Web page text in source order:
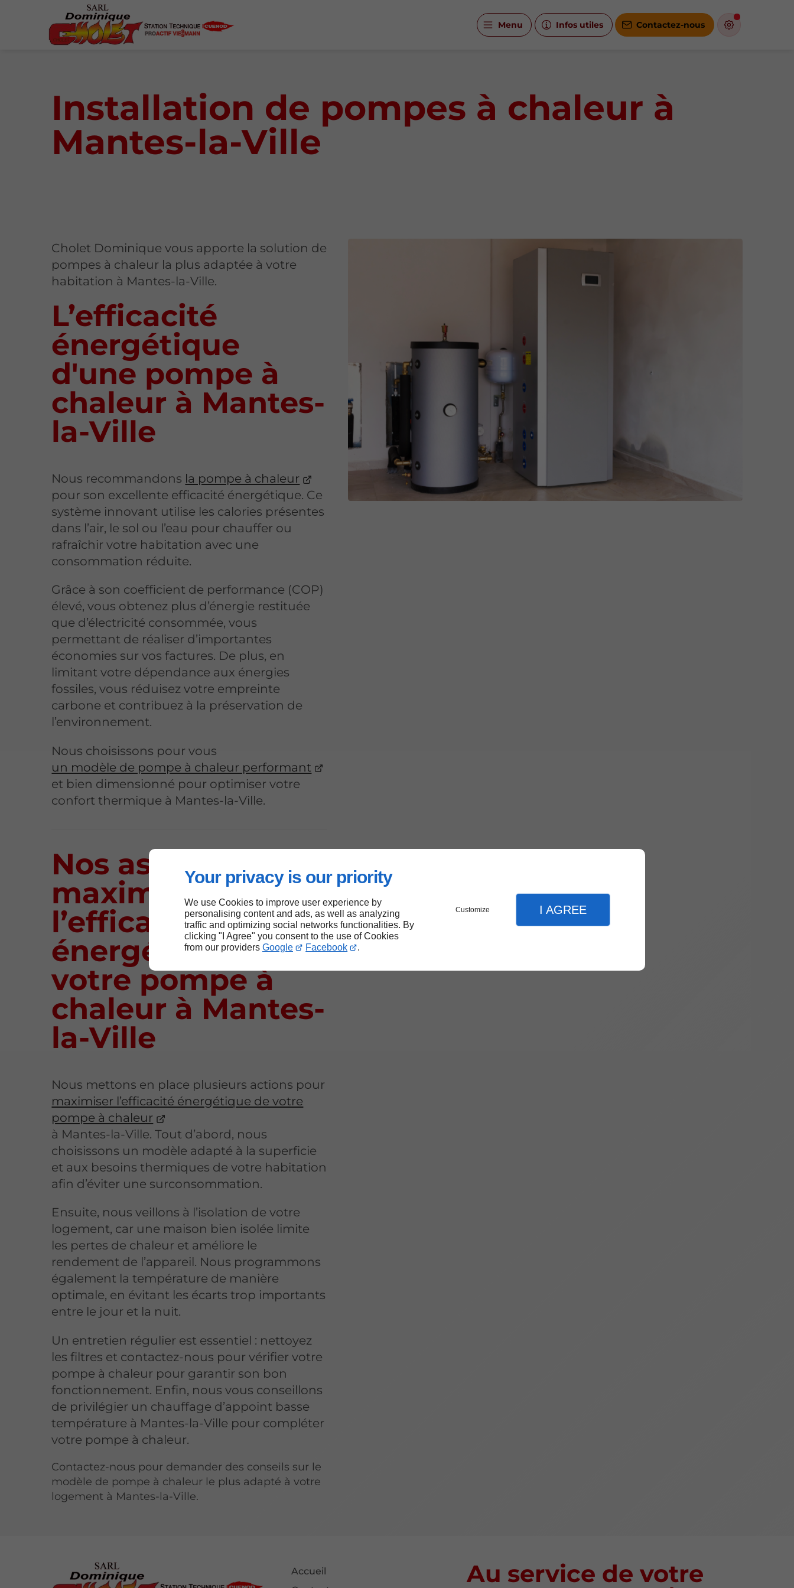
Your privacy is our priority
We use Cookies to improve user experience by
personalising content and ads, as well as analyzing
traffic and optimizing social networks functionalities. By
clicking "I Agree" you consent to the use of Cookies
from our providers Google Facebook .
Customize I AGREE
Menu Infos utiles Contactez-nous
Installation de pompes à chaleur à
Mantes-la-Ville
Cholet Dominique vous apporte la solution de
pompes à chaleur la plus adaptée à votre
habitation à Mantes-la-Ville.
L’efficacité
énergétique
d'une pompe à
chaleur à Mantes-
la-Ville
Nous recommandons la pompe à chaleur
pour son excellente efficacité énergétique. Ce
système innovant utilise les calories présentes
dans l’air, le sol ou l’eau pour chauffer ou
rafraîchir votre habitation avec une
consommation réduite.
Grâce à son coefficient de performance (COP)
élevé, vous obtenez plus d’énergie restituée
que d’électricité consommée, vous
permettant de réaliser d’importantes
économies sur vos factures. De plus, en
limitant votre dépendance aux énergies
fossiles, vous réduisez votre empreinte
carbone et contribuez à la préservation de
l’environnement.
Nous choisissons pour vous
un modèle de pompe à chaleur performant
et bien dimensionné pour optimiser votre
confort thermique à Mantes-la-Ville.
Nos astuces pour
maximiser
l’efficacité
énergétique de
votre pompe à
chaleur à Mantes-
la-Ville
Nous mettons en place plusieurs actions pour
maximiser l’efficacité énergétique de votre
pompe à chaleur
à Mantes-la-Ville. Tout d’abord, nous
choisissons un modèle adapté à la superficie
et aux besoins thermiques de votre habitation
afin d’éviter une surconsommation.
Ensuite, nous veillons à l’isolation de votre
logement, car une maison bien isolée limite
les pertes de chaleur et améliore le
rendement de l’appareil. Nous programmons
également la température de manière
optimale, en évitant les écarts trop importants
entre le jour et la nuit.
Un entretien régulier est essentiel : nettoyez
les filtres et contactez-nous pour vérifier votre
pompe à chaleur pour garantir son bon
fonctionnement. Enfin, nous vous conseillons
de privilégier un chauffage d’appoint basse
température à Mantes-la-Ville pour compléter
votre pompe à chaleur.
Contactez-nous pour demander des conseils sur le
modèle de pompe à chaleur le plus adapté à votre
logement à Mantes-la-Ville.
Accueil
Au service de votre